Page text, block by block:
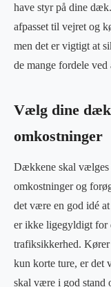
have styr på dine
afpasset til vejret og
men det er vigtigt at
de mange fordele ved
Vælg dine dæk
omkostninger
Dækkene skal vælges
omkostninger og
det være en god idé
er ikke ligegyldigt
trafiksikkerhed.
kun korte ture, er det
skal være i god stand